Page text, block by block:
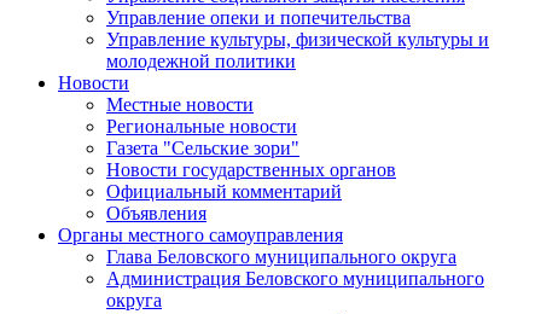
Управление опеки и попечительства
Управление культуры, физической культуры и
молодежной политики
Новости
Местные новости
Региональные новости
Газета "Сельские зори"
Новости государственных органов
Официальный комментарий
Объявления
Органы местного самоуправления
Глава Беловского муниципального округа
Администрация Беловского муниципального
округа